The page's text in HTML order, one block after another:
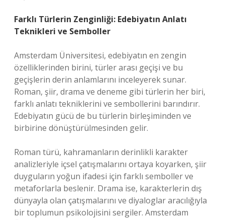
Farklı Türlerin Zenginliği: Edebiyatın Anlatı
Teknikleri ve Semboller
Amsterdam Üniversitesi, edebiyatın en zengin
özelliklerinden birini, türler arası geçişi ve bu
geçişlerin derin anlamlarını inceleyerek sunar.
Roman, şiir, drama ve deneme gibi türlerin her biri,
farklı anlatı tekniklerini ve sembollerini barındırır.
Edebiyatın gücü de bu türlerin birleşiminden ve
birbirine dönüştürülmesinden gelir.
Roman türü, kahramanların derinlikli karakter
analizleriyle içsel çatışmalarını ortaya koyarken, şiir
duyguların yoğun ifadesi için farklı semboller ve
metaforlarla beslenir. Drama ise, karakterlerin dış
dünyayla olan çatışmalarını ve diyaloglar aracılığıyla
bir toplumun psikolojisini sergiler. Amsterdam